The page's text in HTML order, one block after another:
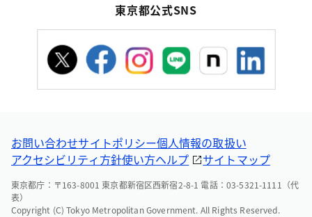
東京都公式SNS
お問い合わせサイトポリシー個人情報の取扱い
アクセシビリティ方針使い方ヘルプ サイトマップ
東京都庁：〒163-8001 東京都新宿区西新宿2-8-1 電話：03-5321-1111（代
表）
Copyright (C) Tokyo Metropolitan Government. All Rights Reserved.